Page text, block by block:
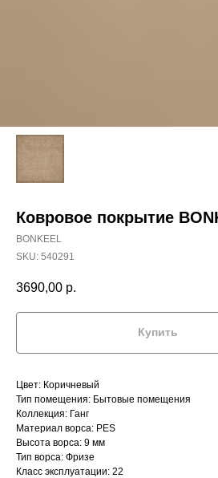
Ковровое покрытие
BONKEEL
SKU: 540291
3690,00 р.
Купить
Цвет: Коричневый
Тип помещения: Бытовые помещения
Коллекция: Ганг
Материал ворса: PES
Высота ворса: 9 мм
Тип ворса: Фризе
Класс эксплуатации: 22